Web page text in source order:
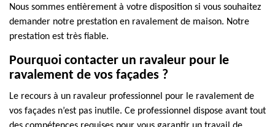
Nous sommes entièrement à votre disposition si vous souhaitez
demander notre prestation en ravalement de maison. Notre
prestation est très fiable.
Pourquoi contacter un ravaleur pour le
ravalement de vos façades ?
Le recours à un ravaleur professionnel pour le ravalement de
vos façades n’est pas inutile. Ce professionnel dispose avant tout